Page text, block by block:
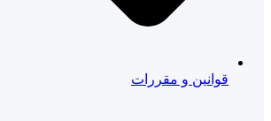
قوانین و مقررات